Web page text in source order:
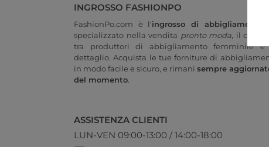
INGROSSO FASHIONPO
FashionPo.com è l'ingrosso di abbigliamento
specializzato nella vendita pronto moda , il
tra produttori di abbigliamento femminile e
dettaglio. Acquista le tue forniture di
in modo facile e sicuro, e rimani sempre
del momento
ASSISTENZA CLIENTI
LUN-VEN 09:00-13:00 / 14:00-18:00